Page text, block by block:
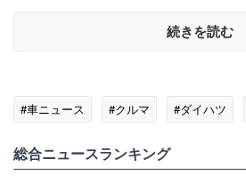
続きを読む
#車ニュース #クルマ #ダイハツ
総合ニュースランキング